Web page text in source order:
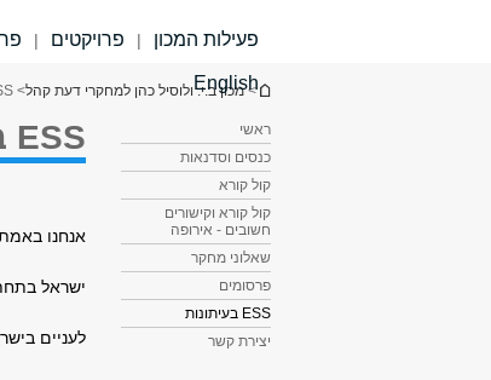
פעילות המכון | פרויקטים |
English
הינך נמצא כאן
> מכון ב.י. ולוסיל כהן למחקרי דעת קהל> ESS בעיתונות
ראשי
כנסים וסדנאות
קול קורא
קול קורא וקישורים
חשובים - אירופה
שאלוני מחקר
פרסומים
ESS בעיתונות
יצירת קשר
ESS בעיתונות
אנחנו
ישראל
לעניים